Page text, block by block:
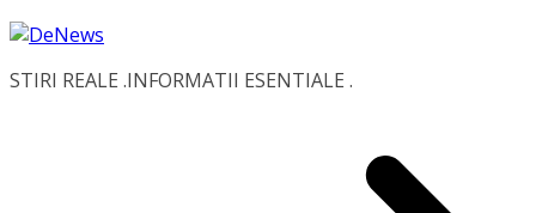
STIRI REALE .INFORMATII ESENTIALE .